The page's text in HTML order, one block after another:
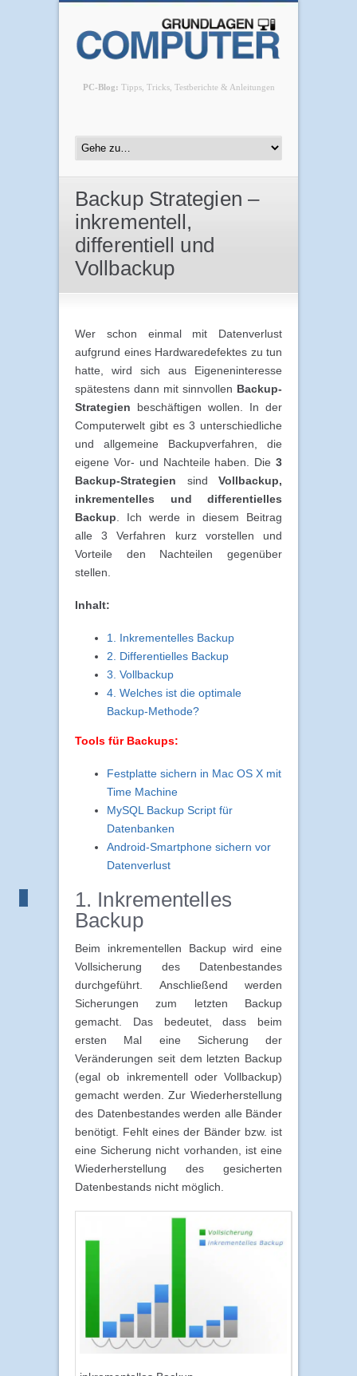
PC-Blog: Tipps, Tricks, Testberichte & Anleitungen
Backup Strategien –
inkrementell,
differentiell und
Vollbackup
Wer schon einmal mit Datenverlust
aufgrund eines Hardwaredefektes zu tun
hatte, wird sich aus Eigeneninteresse
spätestens dann mit sinnvollen Backup-
Strategien beschäftigen wollen. In der
Computerwelt gibt es 3 unterschiedliche
und allgemeine Backupverfahren, die
eigene Vor- und Nachteile haben. Die 3
Backup-Strategien sind Vollbackup,
inkrementelles und differentielles
Backup . Ich werde in diesem Beitrag
alle 3 Verfahren kurz vorstellen und
Vorteile den Nachteilen gegenüber
stellen.
Inhalt:
1. Inkrementelles Backup
2. Differentielles Backup
3. Vollbackup
4. Welches ist die optimale
Backup-Methode?
Tools für Backups:
Festplatte sichern in Mac OS X mit
Time Machine
MySQL Backup Script für
Datenbanken
Android-Smartphone sichern vor
Datenverlust
1. Inkrementelles
Backup
Beim inkrementellen Backup wird eine
Vollsicherung des Datenbestandes
durchgeführt. Anschließend werden
Sicherungen zum letzten Backup
gemacht. Das bedeutet, dass beim
ersten Mal eine Sicherung der
Veränderungen seit dem letzten Backup
(egal ob inkrementell oder Vollbackup)
gemacht werden. Zur Wiederherstellung
des Datenbestandes werden alle Bänder
benötigt. Fehlt eines der Bänder bzw. ist
eine Sicherung nicht vorhanden, ist eine
Wiederherstellung des gesicherten
Datenbestands nicht möglich.